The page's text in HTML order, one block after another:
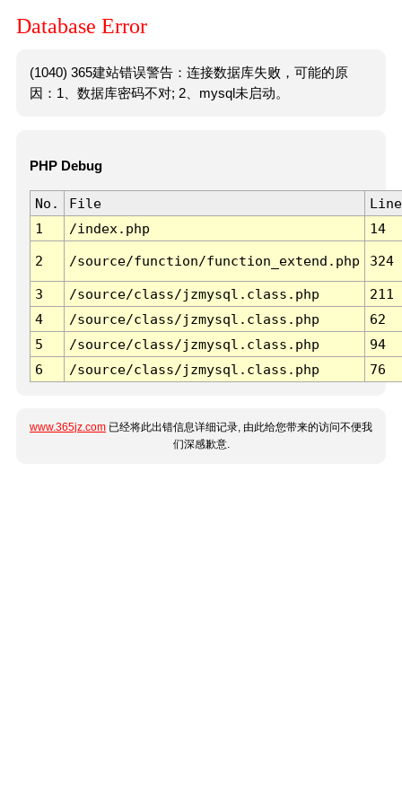
Database Error
(1040) 365建站错误警告：连接数据库失败，可能的原
因：1、数据库密码不对; 2、mysql未启动。
PHP Debug
No. File
Line
1
/index.php 14
2 /source/function/function_extend.php 324
3 /source/class/jzmysql.class.php
211
4
/source/class/jzmysql.class.php
62
5
/source/class/jzmysql.class.php
94
6
/source/class/jzmysql.class.php 76
www.365jz.com 已经将此出错信息详细记录, 由此给您带来的访问不便我
们深感歉意.